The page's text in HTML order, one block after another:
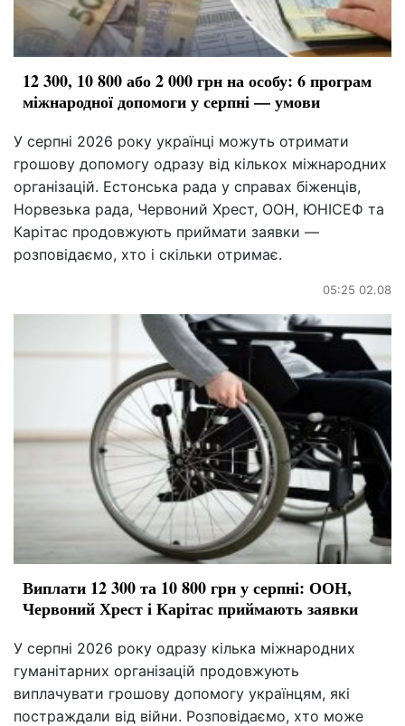
12 300, 10 800 або 2 000 грн на особу: 6 програм
міжнародної допомоги у серпні — умови
У серпні 2026 року українці можуть отримати
грошову допомогу одразу від кількох міжнародних
організацій. Естонська рада у справах біженців,
Норвезька рада, Червоний Хрест, ООН, ЮНІСЕФ та
Карітас продовжують приймати заявки —
розповідаємо, хто і скільки отримає.
05:25 02.08
Виплати 12 300 та 10 800 грн у серпні: ООН,
Червоний Хрест і Карітас приймають заявки
У серпні 2026 року одразу кілька міжнародних
гуманітарних організацій продовжують
виплачувати грошову допомогу українцям, які
постраждали від війни. Розповідаємо, хто може